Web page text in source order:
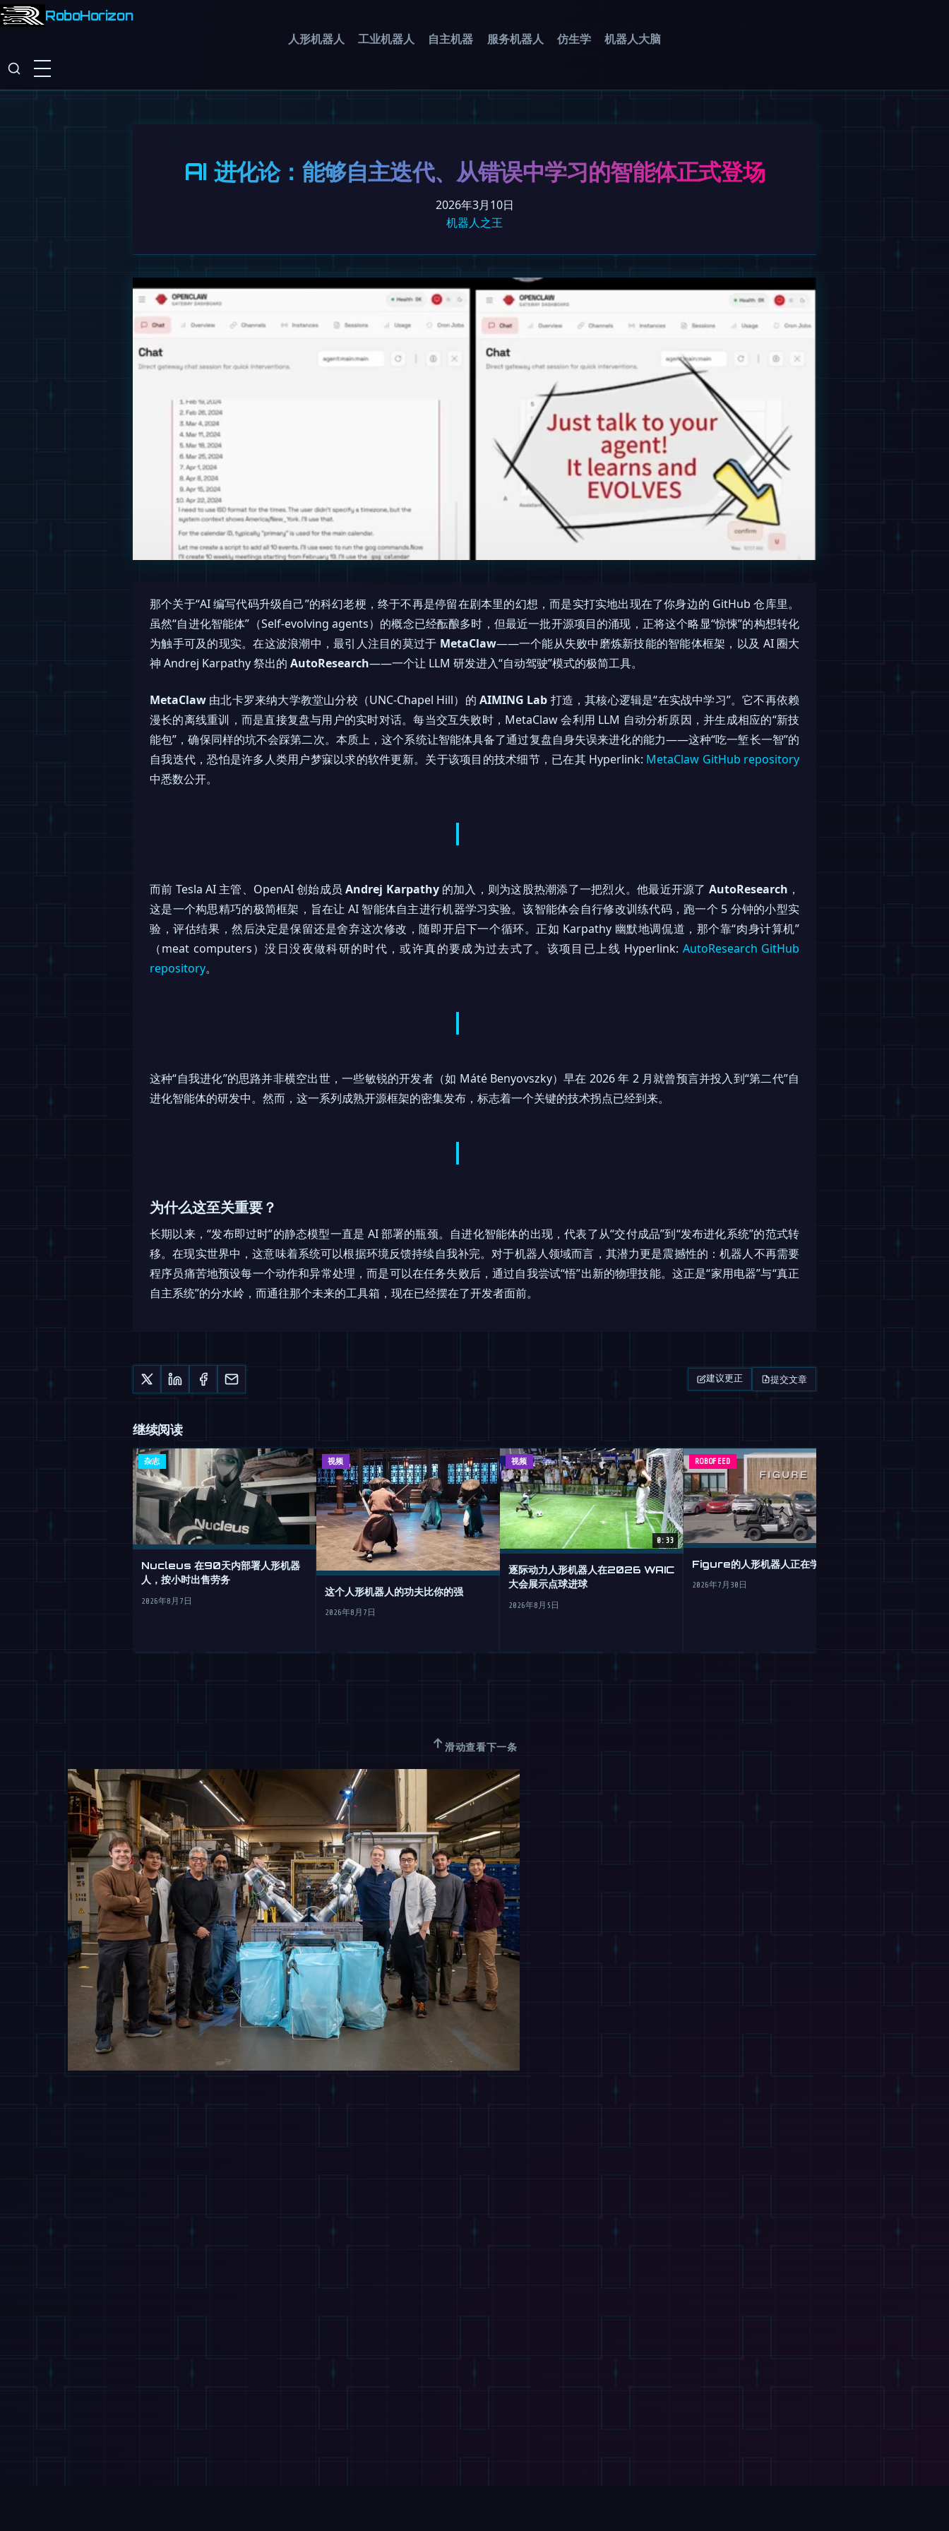
RoboHorizon
人形机器人 工业机器人 自主机器 服务机器人 仿生学 机器人大脑
AI 进化论：能够自主迭代、从错误中学习的智能体正式登场
2026年3月10日
机器人之王
那个关于“AI 编写代码升级自己”的科幻老梗，终于不再是停留在剧本里的幻想，而是实打实地出现在了你身边的 GitHub 仓库里。
虽然“自进化智能体”（Self-evolving agents）的概念已经酝酿多时，但最近一批开源项目的涌现，正将这个略显“惊悚”的构想转化
为触手可及的现实。在这波浪潮中，最引人注目的莫过于 MetaClaw——一个能从失败中磨炼新技能的智能体框架，以及 AI 圈大
神 Andrej Karpathy 祭出的 AutoResearch——一个让 LLM 研发进入“自动驾驶”模式的极简工具。
MetaClaw 由北卡罗来纳大学教堂山分校（UNC-Chapel Hill）的AIMING Lab 打造，其核心逻辑是“在实战中学习”。它不再依赖
漫长的离线重训，而是直接复盘与用户的实时对话。每当交互失败时，MetaClaw 会利用 LLM 自动分析原因，并生成相应的“新技
能包”，确保同样的坑不会踩第二次。本质上，这个系统让智能体具备了通过复盘自身失误来进化的能力——这种“吃一堑长一智”的
自我迭代，恐怕是许多人类用户梦寐以求的软件更新。关于该项目的技术细节，已在其 Hyperlink: MetaClaw GitHub repository
中悉数公开。
而前 Tesla AI 主管、OpenAI 创始成员Andrej Karpathy的加入，则为这股热潮添了一把烈火。他最近开源了 AutoResearch ，
这是一个构思精巧的极简框架，旨在让 AI 智能体自主进行机器学习实验。该智能体会自行修改训练代码，跑一个 5 分钟的小型实
验，评估结果，然后决定是保留还是舍弃这次修改，随即开启下一个循环。正如 Karpathy 幽默地调侃道，那个靠“肉身计算机”
（meat computers）没日没夜做科研的时代，或许真的要成为过去式了。该项目已上线 Hyperlink: AutoResearch GitHub
repository。
这种“自我进化”的思路并非横空出世，一些敏锐的开发者（如 Máté Benyovszky）早在 2026 年 2 月就曾预言并投入到“第二代”自
进化智能体的研发中。然而，这一系列成熟开源框架的密集发布，标志着一个关键的技术拐点已经到来。
为什么这至关重要？
长期以来，“发布即过时”的静态模型一直是 AI 部署的瓶颈。自进化智能体的出现，代表了从“交付成品”到“发布进化系统”的范式转
移。在现实世界中，这意味着系统可以根据环境反馈持续自我补完。对于机器人领域而言，其潜力更是震撼性的：机器人不再需要
程序员痛苦地预设每一个动作和异常处理，而是可以在任务失败后，通过自我尝试“悟”出新的物理技能。这正是“家用电器”与“真正
自主系统”的分水岭，而通往那个未来的工具箱，现在已经摆在了开发者面前。
建议更正 提交文章
继续阅读
杂志
Nucleus 在90天内部署人形机器
人，按小时出售劳务
2026年8月7日
视频
这个人形机器人的功夫比你的强
2026年8月7日
视频
0:33
逐际动力人形机器人在2026 WAIC
大会展示点球进球
2026年8月5日
ROBOFEED
Figure的人形机器人正在学习驾驶
2026年7月30日
机器人的大脑移
↑ 滑动查看下一条